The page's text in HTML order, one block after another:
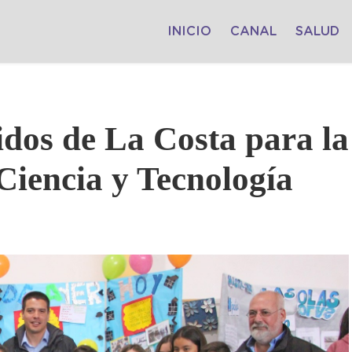
INICIO CANAL SALUD
de La Costa para la
y Tecnología